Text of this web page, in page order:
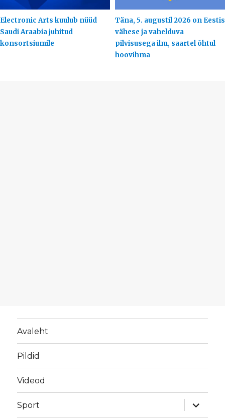
Electronic Arts kuulub nüüd
Saudi Araabia juhitud
konsortsiumile
Täna, 5. augustil 2026 on Eestis
vähese ja vahelduva
pilvisusega ilm, saartel õhtul
hoovihma
Avaleht
Pildid
Videod
Sport
laienda